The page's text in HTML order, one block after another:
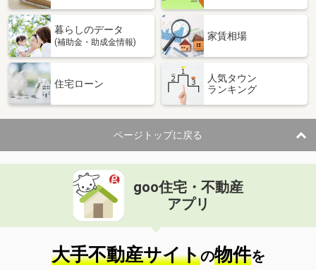
暮らしのデータ
(補助金・助成金情報)
家賃相場
住宅ローン
人気タウン
ランキング
ページトップに戻る
goo住宅・不動産
アプリ
大手不動産サイトの物件を